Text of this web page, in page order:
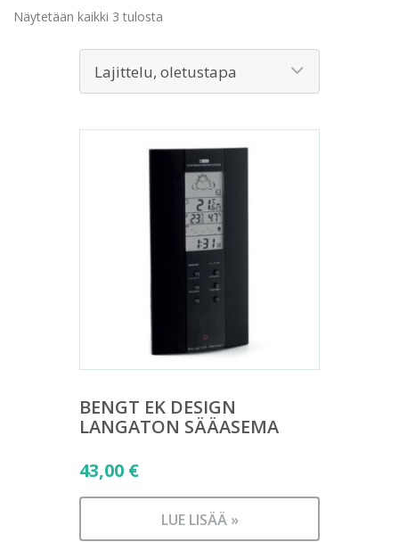
Näytetään kaikki 3 tulosta
BENGT EK DESIGN
LANGATON SÄÄASEMA
43,00 €
LUE LISÄÄ »